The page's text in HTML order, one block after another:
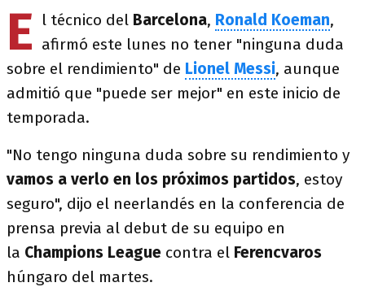
E l técnico del Barcelona, Ronald Koeman,
afirmó este lunes no tener "ninguna duda
sobre el rendimiento" de Lionel Messi, aunque
admitió que "puede ser mejor" en este inicio de
temporada.
"No tengo ninguna duda sobre su rendimiento y
vamos a verlo en los próximos partidos, estoy
seguro", dijo el neerlandés en la conferencia de
prensa previa al debut de su equipo en
la Champions League contra el Ferencvaros
húngaro del martes.